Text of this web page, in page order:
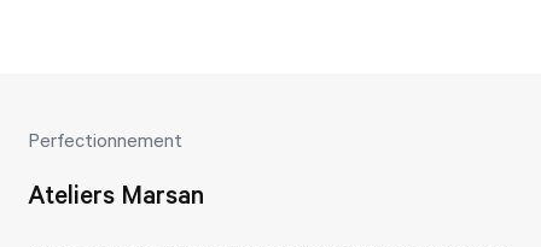
Perfectionnement
Ateliers Marsan